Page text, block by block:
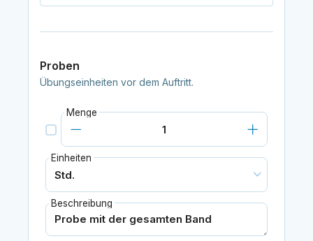
Proben
Übungseinheiten vor dem Auftritt.
Menge
Einheiten
Beschreibung